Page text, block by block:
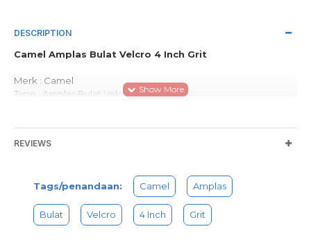
DESCRIPTION
Camel Amplas Bulat Velcro 4 Inch Grit
Merk : Camel
Type : Amplas Bulat Velcro
Camel Amplas Bulat digunakan untuk memoles ataupun
Sangat Untuk Perkerja Mebel, Pekerja Konstruksi, dll yang
menggunakan amplas dan alat poles bulat
Isi didalam kemasan 1 pack = Jual pack bukan PCS
REVIEWS
Tags/penandaan: Camel Amplas
Bulat Velcro 4 Inch Grit